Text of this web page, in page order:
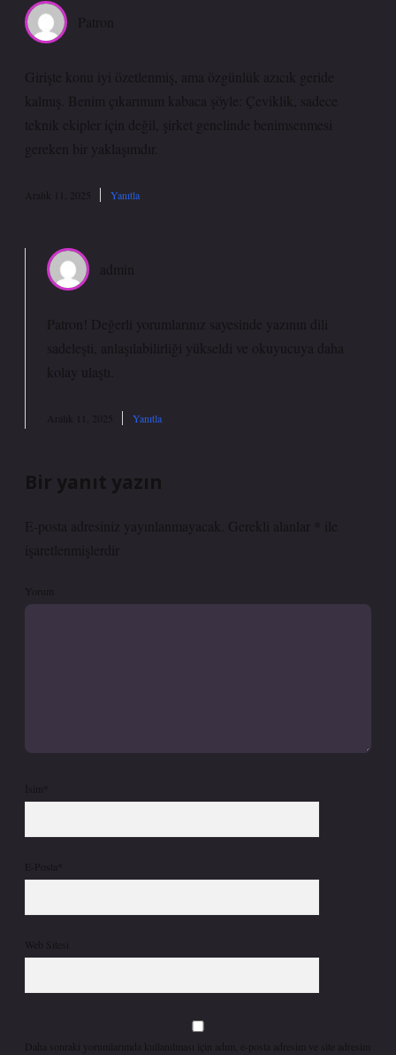
Patron
Girişte konu iyi özetlenmiş, ama özgünlük azıcık geride
kalmış. Benim çıkarımım kabaca şöyle: Çeviklik, sadece
teknik ekipler için değil, şirket genelinde benimsenmesi
gereken bir yaklaşımdır.
Aralık 11, 2025 Yanıtla
admin
Patron! Değerli yorumlarınız sayesinde yazının dili
sadeleşti
, anlaşılabilirliği yükseldi ve okuyucuya daha
kolay ulaştı.
Aralık 11, 2025 Yanıtla
Bir yanıt yazın
E-posta adresiniz yayınlanmayacak. Gerekli alanlar
ile
işaretlenmişlerdir
Yorum
İsim*
E-Posta*
Web Sitesi
Daha sonraki yorumlarımda kullanılması için adım, e-posta adresim ve site adresim